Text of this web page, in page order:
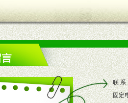
作及支持
市场协助制定
情况公司给予
需要，派驻区联 系
固定